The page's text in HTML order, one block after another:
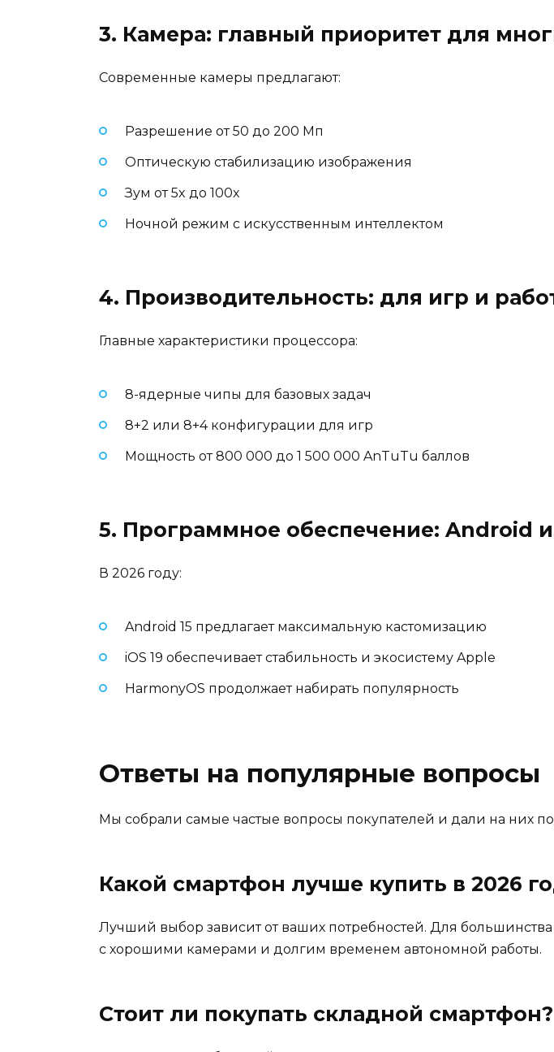
3. Камера: главный приоритет для
Современные камеры предлагают:
Разрешение от 50 до 200 Мп
Оптическую стабилизацию изображения
Зум от 5x до 100x
Ночной режим с искусственным интеллектом
4. Производительность: для игр и
Главные характеристики процессора:
8-ядерные чипы для базовых задач
8+2 или 8+4 конфигурации для игр
Мощность от 800 000 до 1 500 000 AnTuTu баллов
5. Программное обеспечение: Android
В 2026 году:
Android 15 предлагает максимальную кастомизацию
iOS 19 обеспечивает стабильность и экосистему Apple
HarmonyOS продолжает набирать популярность
Ответы на популярные вопросы
Мы собрали самые частые вопросы покупателей и дали на них
Какой смартфон лучше купить в 2026
Лучший выбор зависит от ваших потребностей. Для
с хорошими камерами и долгим временем автономной работы.
Стоит ли покупать складной смартфон?